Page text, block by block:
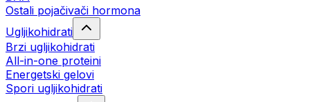
Ostali pojačivači hormona
Ugljikohidrati
Brzi ugljikohidrati
All-in-one proteini
Energetski gelovi
Spori ugljikohidrati